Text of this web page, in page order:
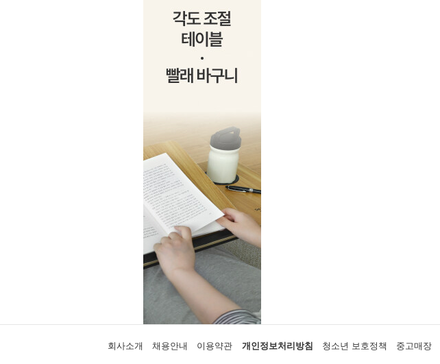
회사소개 채용안내 이용약관 개인정보처리방침 청소년 보호정책 중고매장